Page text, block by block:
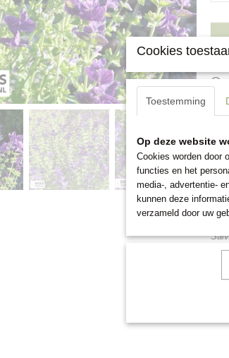
als
Cookies
Toestemming
Op deze website
Cookies worden door
functies en het
media-, advertentie-
kunnen deze
verzameld door uw